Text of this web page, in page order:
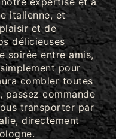
italienne, et
et de
délicieuses
soirée entre amis,
pour
combler toutes
passez commande
transporter par
directement